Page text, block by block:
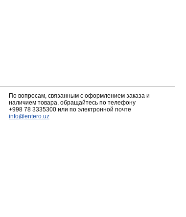
По вопросам, связанным с оформлением заказа и
наличием товара, обращайтесь по телефону
+998 78 3335300 или по электронной почте
info@entero.uz